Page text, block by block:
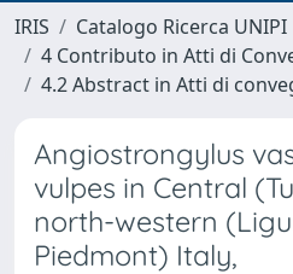
IRIS
Catalogo Ricerca UNIPI
4 Contributo in Atti di
4.2 Abstract in Atti di
Angiostrongylus
vulpes in Central
north-western
Piedmont) Italy,